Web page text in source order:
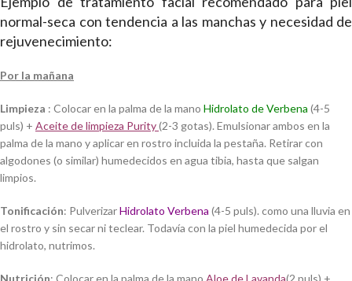
normal-seca con tendencia a las manchas y necesidad de
rejuvenecimiento:
Por la mañana
Limpieza : Colocar en la palma de la mano Hidrolato de Verbena (4-5
puls) + Aceite de limpieza Purity(2-3 gotas). Emulsionar ambos en la
palma de la mano y aplicar en rostro incluida la pestaña. Retirar con
algodones (o similar) humedecidos en agua tibia, hasta que salgan
limpios.
Tonificación: PulverizarHidrolato Verbena (4-5 puls). como una lluvia en
el rostro y sin secar ni teclear. Todavía con la piel humedecida por el
hidrolato, nutrimos.
Nutrición: Colocar en la palma de la mano Aloe de Lavanda(2 puls) +